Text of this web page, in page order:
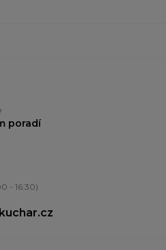
poradí
- 16:30)